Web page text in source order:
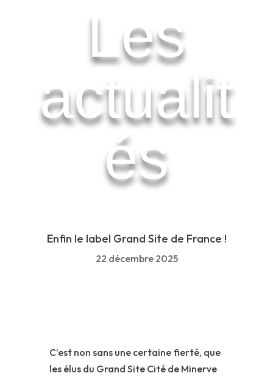
Les
actualit
és
Enfin le label Grand Site de France !
22 décembre 2025
C’est non sans une certaine fierté, que
les élus du Grand Site Cité de Minerve